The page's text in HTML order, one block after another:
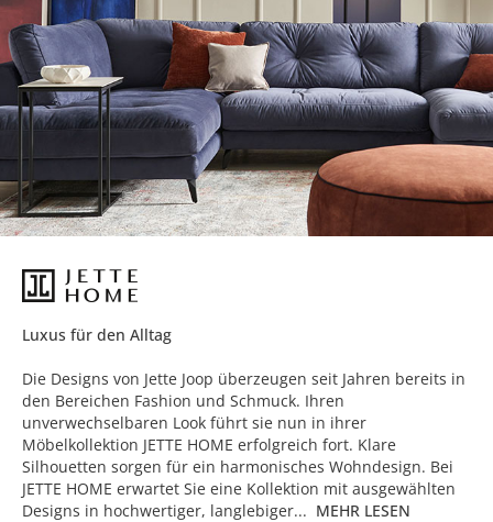
Luxus für den Alltag
Die Designs von Jette Joop überzeugen seit Jahren bereits in
den Bereichen Fashion und Schmuck. Ihren
unverwechselbaren Look führt sie nun in ihrer
Möbelkollektion JETTE HOME erfolgreich fort. Klare
Silhouetten sorgen für ein harmonisches Wohndesign. Bei
JETTE HOME erwartet Sie eine Kollektion mit ausgewählten
Designs in hochwertiger, langlebiger... MEHR LESEN